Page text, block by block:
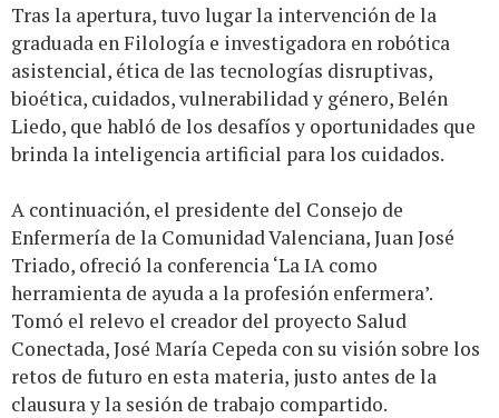
Tras la apertura, tuvo lugar la intervención de la
graduada en Filología e investigadora en robótica
asistencial, ética de las tecnologías disruptivas,
bioética, cuidados, vulnerabilidad y género, Belén
Liedo, que habló de los desafíos y oportunidades que
brinda la inteligencia artificial para los cuidados.
A continuación, el presidente del Consejo de
Enfermería de la Comunidad Valenciana, Juan José
Triado, ofreció la conferencia ‘La IA como
herramienta de ayuda a la profesión enfermera’.
Tomó el relevo el creador del proyecto Salud
Conectada, José María Cepeda con su visión sobre los
retos de futuro en esta materia, justo antes de la
clausura y la sesión de trabajo compartido.